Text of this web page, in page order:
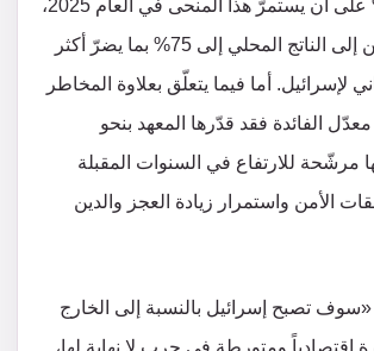
وصولاً إلى 70% على أن يستمرّ هذا المنحى في العام 2025،
لتصل نسبة الدين إلى الناتج المحلي إلى 75% بما يضرّ أكثر
لإسرائيل. أما فيما يتعلّق بعلاوة المخاطر
الفائدة فقد قدّرها المعهد بنحو
أنها مرشّحة للارتفاع في السنوات المقبلة
الأمن واستمرار زيادة العجز والدين
تصبح إسرائيل بالنسبة إلى الخارج